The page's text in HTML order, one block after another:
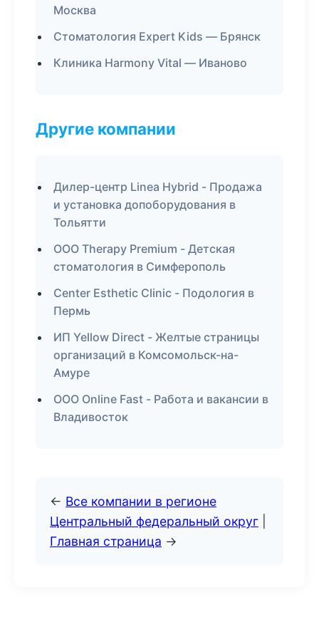
Москва
Стоматология Expert Kids — Брянск
Клиника Harmony Vital — Иваново
Другие компании
Дилер-центр Linea Hybrid - Продажа
и установка допоборудования в
Тольятти
ООО Therapy Premium - Детская
стоматология в Симферополь
Center Esthetic Clinic - Подология в
Пермь
ИП Yellow Direct - Желтые страницы
организаций в Комсомольск-на-
Амуре
ООО Online Fast - Работа и вакансии в
Владивосток
← Все компании в регионе
Центральный федеральный округ
Главная страница →